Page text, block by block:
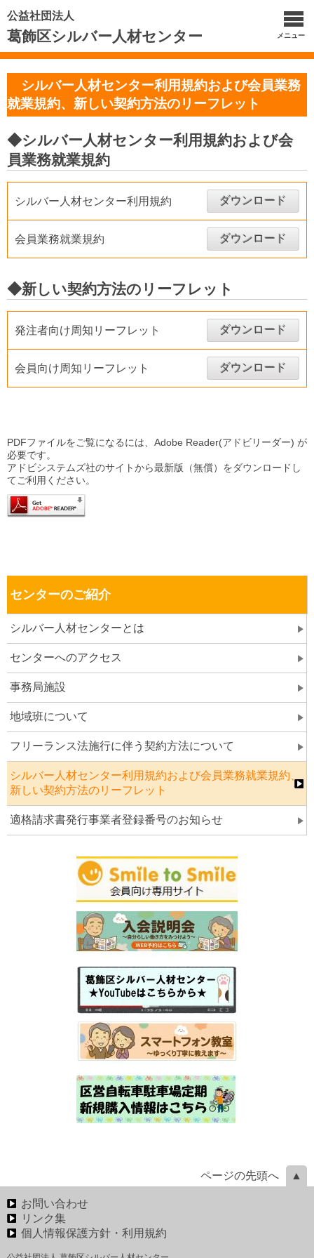
公益社団法人
葛飾区シルバー人材センター メニュー
シルバー人材センター利用規約および会員業務
就業規約、新しい契約方法のリーフレット
◆シルバー人材センター利用規約および会
員業務就業規約
シルバー人材センター利用規約 ダウンロード
会員業務就業規約 ダウンロード
◆新しい契約方法のリーフレット
発注者向け周知リーフレット ダウンロード
会員向け周知リーフレット ダウンロード
PDFファイルをご覧になるには、Adobe Reader(アドビリーダー) が
必要です。
アドビシステムズ社のサイトから最新版（無償）をダウンロードし
てご利用ください。
センターのご紹介
シルバー人材センターとは
センターへのアクセス
事務局施設
地域班について
フリーランス法施行に伴う契約方法について
シルバー人材センター利用規約および会員業務就業規約、
新しい契約方法のリーフレット
適格請求書発行事業者登録番号のお知らせ
ページの先頭へ
お問い合わせ
リンク集
個人情報保護方針・利用規約